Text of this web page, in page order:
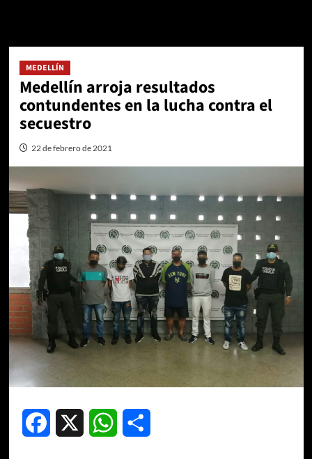
MEDELLÍN
Medellín arroja resultados
contundentes en la lucha contra el
secuestro
22 de febrero de 2021
Facebook WhatsApp